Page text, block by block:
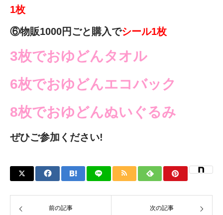
1枚
⑥物販1000円ごと購入でシール1枚
3枚でおゆどんタオル
6枚でおゆどんエコバック
8枚でおゆどんぬいぐるみ
ぜひご参加ください!
前の記事 次の記事